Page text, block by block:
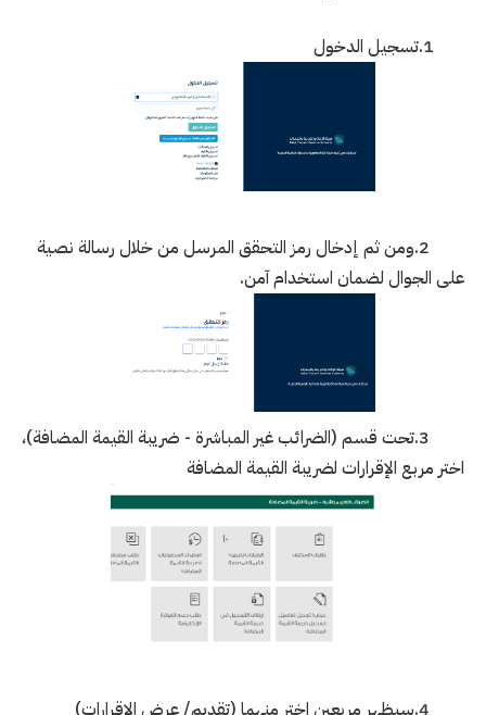
2.ومن ثم إدخال رمز التحقق المرسل من خلال رسالة نصية
على الجوال لضمان استخدام آمن.
3.تحت قسم (الضرائب غير المباشرة - ضريبة القيمة المضافة)،
اختر مربع الإقرارات لضريبة القيمة المضافة